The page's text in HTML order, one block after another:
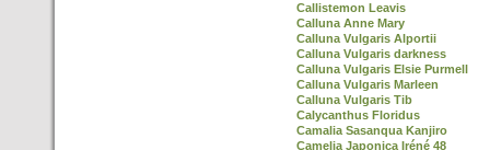
Callistemon Leavis
Calluna Anne Mary
Calluna Vulgaris Alportii
Calluna Vulgaris darkness
Calluna Vulgaris Elsie Purmell
Calluna Vulgaris Marleen
Calluna Vulgaris Tib
Calycanthus Floridus
Camalia Sasanqua Kanjiro
Camelia Japonica Iréné 48